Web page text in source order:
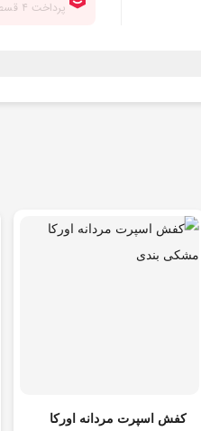
کفش اسپرت مردانه اورکا